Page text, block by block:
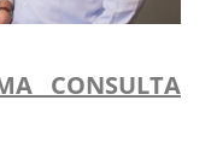
CONSULTA